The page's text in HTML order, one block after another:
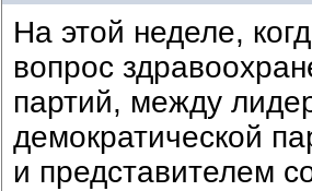
На этой неделе,
вопрос
партий, между
демократической
и представителем